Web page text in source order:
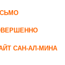
САН-АЛ-МИНА